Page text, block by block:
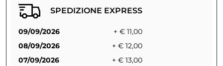
SPEDIZIONE EXPRESS
09/09/2026
+ € 11,00
08/09/2026
+ € 12,00
07/09/2026
+ € 13,00